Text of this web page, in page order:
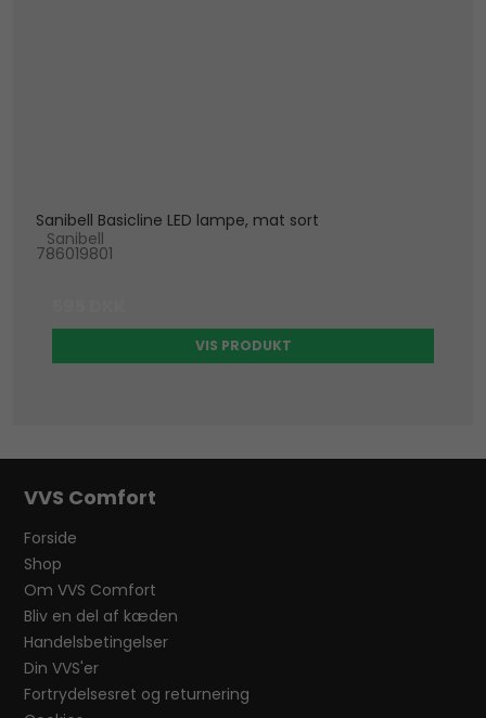
Sanibell Basicline LED lampe, mat sort
Sanibell
786019801
VIS PRODUKT
VVS Comfort
Forside
Shop
Om VVS Comfort
Bliv en del af kæden
Handelsbetingelser
Din VVS'er
Fortrydelsesret og returnering